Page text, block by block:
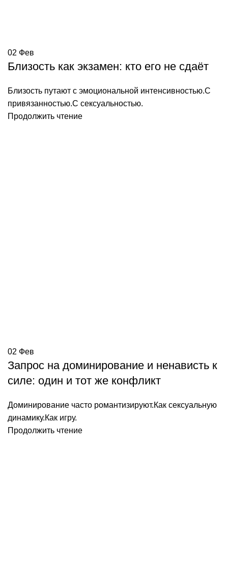
02 Фев
Близость как экзамен: кто его не сдаёт
Близость путают с эмоциональной интенсивностью.С
привязанностью.С сексуальностью.
Продолжить чтение
02 Фев
Запрос на доминирование и ненависть к
силе: один и тот же конфликт
Доминирование часто романтизируют.Как сексуальную
динамику.Как игру.
Продолжить чтение